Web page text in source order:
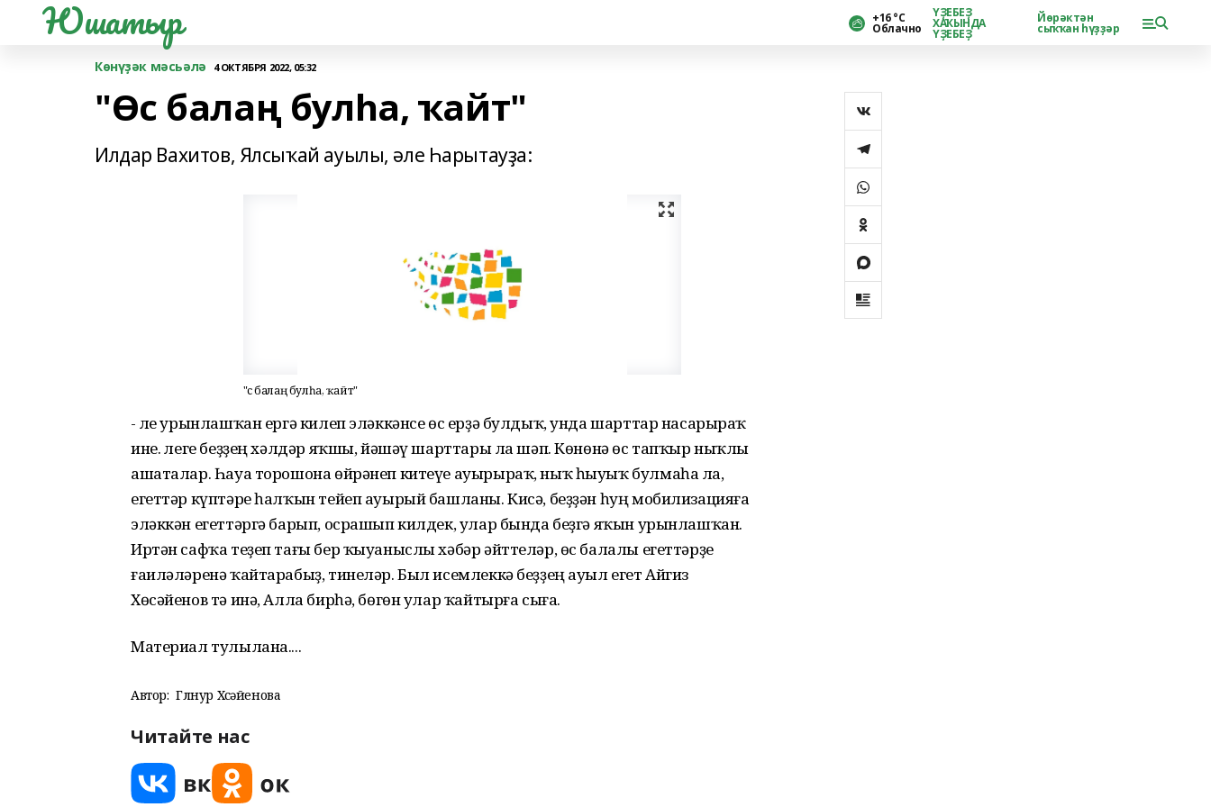
Юшатыр +16 °С
Облачно
ҮҘЕБЕҘ
ХАҠЫНДА
ҮҘЕБЕҘ
Йөрәктән
сыҡҡан һүҙҙәр
Көнүҙәк мәсьәлә 4 ОКТЯБРЯ 2022, 05:32
"Өс балаң булһа, ҡайт"
Илдар Вахитов, Ялсыҡай ауылы, әле Һарытауҙа:
"Өс балаң булһа, ҡайт"
- Әле урынлашҡан ергә килеп эләккәнсе өс ерҙә булдыҡ, унда шарттар насарыраҡ
ине. Әлеге беҙҙең хәлдәр яҡшы, йәшәү шарттары ла шәп. Көнөнә өс тапҡыр ныҡлы
ашаталар. Һауа торошона өйрәнеп китеүе ауырыраҡ, ныҡ һыуыҡ булмаһа ла,
егеттәр күптәре һалҡын тейеп ауырый башланы. Кисә, беҙҙән һуң мобилизацияға
эләккән егеттәргә барып, осрашып килдек, улар бында беҙгә яҡын урынлашҡан.
Иртән сафҡа теҙеп тағы бер ҡыуаныслы хәбәр әйттеләр, өс балалы егеттәрҙе
ғаиләләренә ҡайтарабыҙ, тинеләр. Был исемлеккә беҙҙең ауыл егет Айгиз
Хөсәйенов тә инә, Алла бирһә, бөгөн улар ҡайтырға сыға.
Материал тулылана....
Автор: Гөлнур Хөсәйенова
Читайте нас